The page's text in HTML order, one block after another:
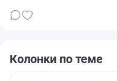
Колонки по теме